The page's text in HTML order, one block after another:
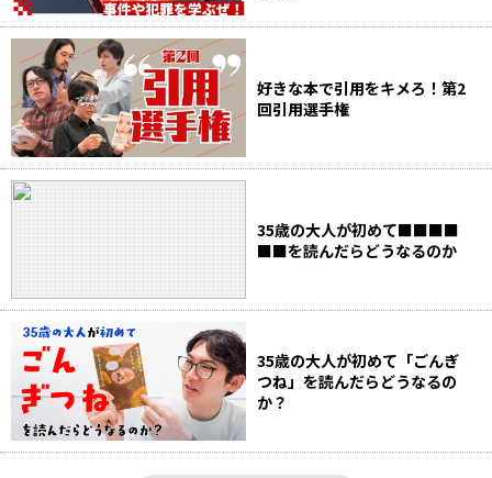
好きな本で引用をキメろ！第2
回引用選手権
35歳の大人が初めて■■■■
■■を読んだらどうなるのか
35歳の大人が初めて「ごんぎ
つね」を読んだらどうなるの
か？